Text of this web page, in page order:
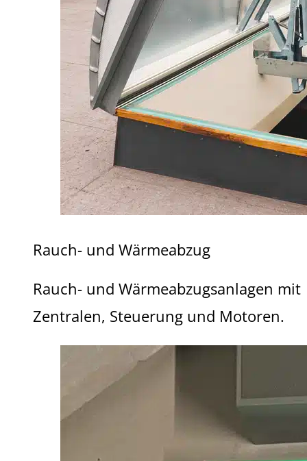
Rauch- und Wärmeabzug
Rauch- und Wärmeabzugsanlagen mit
Zentralen, Steuerung und Motoren.